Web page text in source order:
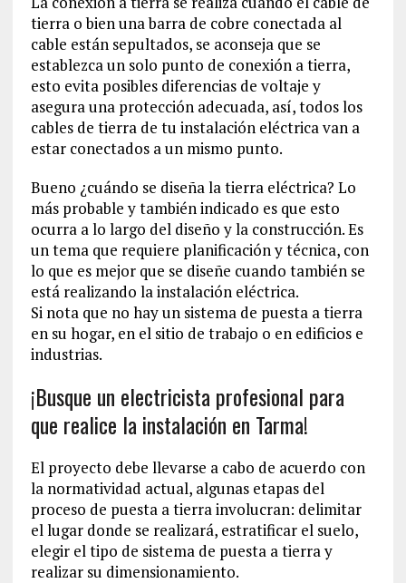
tierra o bien una barra de cobre conectada al
cable están sepultados, se aconseja que se
establezca un solo punto de conexión a tierra,
esto evita posibles diferencias de voltaje y
asegura una protección adecuada, así, todos los
cables de tierra de tu instalación eléctrica van a
estar conectados a un mismo punto.
Bueno ¿cuándo se diseña la tierra eléctrica? Lo
más probable y también indicado es que esto
ocurra a lo largo del diseño y la construcción. Es
un tema que requiere planificación y técnica, con
lo que es mejor que se diseñe cuando también se
está realizando la instalación eléctrica.
Si nota que no hay un sistema de puesta a tierra
en su hogar, en el sitio de trabajo o en edificios e
industrias.
¡Busque un electricista profesional para
que realice la instalación en Tarma!
El proyecto debe llevarse a cabo de acuerdo con
la normatividad actual, algunas etapas del
proceso de puesta a tierra involucran: delimitar
el lugar donde se realizará, estratificar el suelo,
elegir el tipo de sistema de puesta a tierra y
realizar su dimensionamiento.